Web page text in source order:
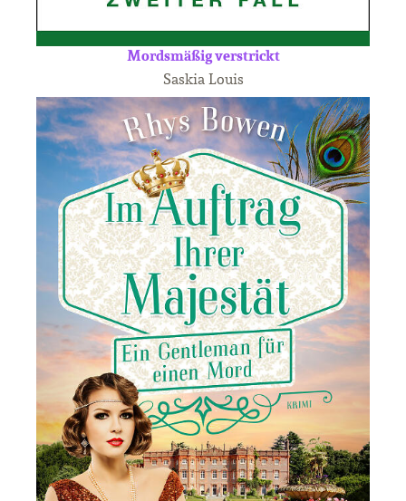
Mordsmäßig verstrickt
Saskia Louis